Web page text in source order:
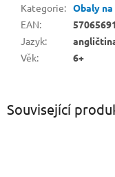
Související
Kategorie: Obaly
EAN:
Jazyk:
Věk: 6+